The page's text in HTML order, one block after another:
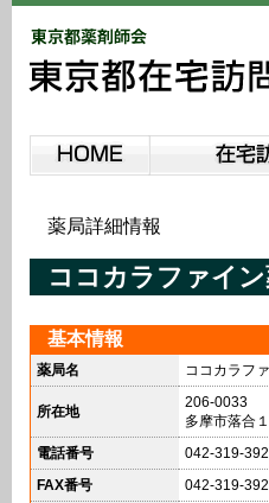
薬局詳細情報
ココカラファイ
基本情報
薬局名 ココカラフ
所在地
206-0033
多摩市落合
電話番号
042-319-
FAX番号
042-319-